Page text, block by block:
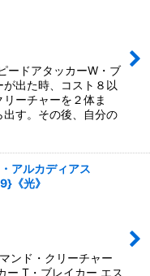
ードアタッカーW・ブ
出た時、コスト８以
ーチャーを２体ま
す。その後、自分の
アルカディアス
《光》
ンド・クリーチャー
ー T・ブレイカー エス